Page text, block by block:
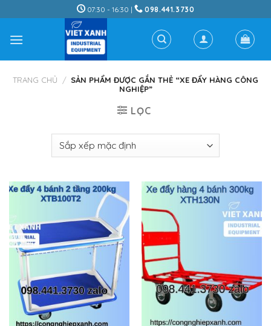
to
content
07:30 - 16:30 | 098.441.3730
TRANG CHỦ / SẢN PHẨM ĐƯỢC GẮN THẺ “XE ĐẨY HÀNG CÔNG
NGHIỆP”
LỌC